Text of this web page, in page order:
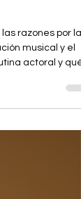
razones por las
musical y el
actoral y qué